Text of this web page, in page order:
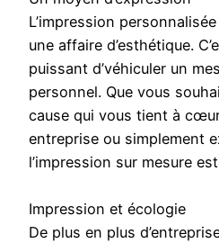
L’impression
une affaire d’esthétique.
puissant d’véhiculer un
personnel. Que vous
cause qui vous tient à
entreprise ou simplement
l’impression sur mesure
Impression et écologie
De plus en plus